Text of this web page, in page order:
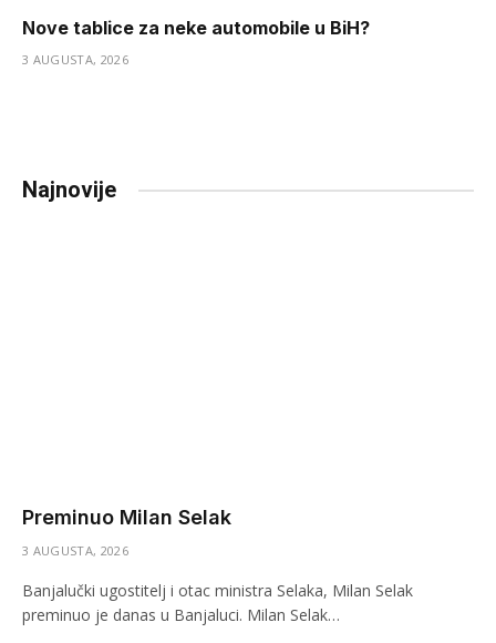
Nove tablice za neke automobile u BiH?
3 AUGUSTA, 2026
Najnovije
Preminuo Milan Selak
3 AUGUSTA, 2026
Banjalučki ugostitelj i otac ministra Selaka, Milan Selak
preminuo je danas u Banjaluci. Milan Selak…